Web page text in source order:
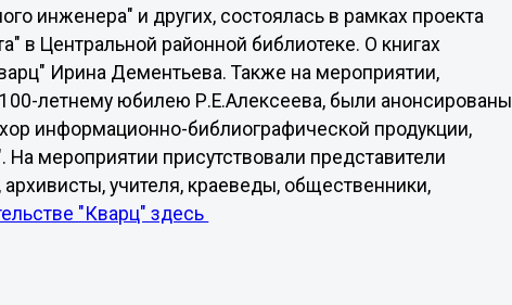
инженера" и других, состоялась в рамках проекта
в Центральной районной библиотеке. О книгах
Ирина Дементьева. Также на мероприятии,
летнему юбилею Р.Е.Алексеева, были анонсированы
информационно-библиографической продукции,
На мероприятии присутствовали представители
учителя, краеведы, общественники,
"Кварц" здесь